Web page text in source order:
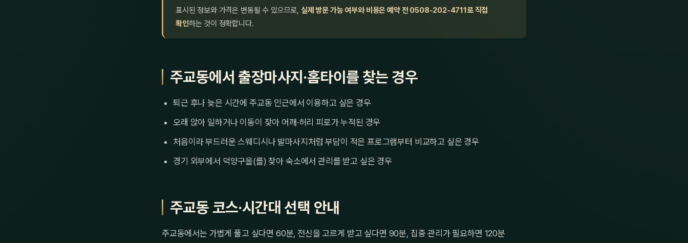
표시된 정보와 가격은 변동될 수 있으므로, 실제 방문 가능 여부와 비용은 예약 전 0508-202-4711로 직접
확인하는 것이 정확합니다.
주교동에서 출장마사지·홈타이를 찾는 경우
퇴근 후나 늦은 시간에 주교동 인근에서 이용하고 싶은 경우
오래 앉아 일하거나 이동이 잦아 어깨·허리 피로가 누적된 경우
처음이라 부드러운 스웨디시나 발마사지처럼 부담이 적은 프로그램부터 비교하고 싶은 경우
경기 외부에서 덕양구을(를) 찾아 숙소에서 관리를 받고 싶은 경우
주교동 코스·시간대 선택 안내
주교동에서는 가볍게 풀고 싶다면 60분, 전신을 고르게 받고 싶다면 90분, 집중 관리가 필요하면 120분